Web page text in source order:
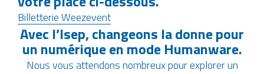
Billetterie Weezevent
Avec l’Isep, changeons la donne pour
un numérique en mode Humanware.
Nous vous attendons nombreux pour explorer un